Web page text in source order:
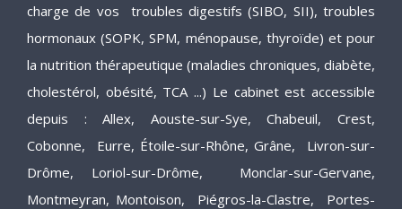
charge de vos troubles digestifs (SIBO, SII), troubles
hormonaux (SOPK, SPM, ménopause, thyroïde) et pour
la nutrition thérapeutique (maladies chroniques, diabète,
cholestérol, obésité, TCA ...) Le cabinet est accessible
depuis : Allex, Aouste-sur-Sye, Chabeuil, Crest,
Cobonne, Eurre, Étoile-sur-Rhône, Grâne, Livron-sur-
Drôme, Loriol-sur-Drôme, Monclar-sur-Gervane,
Montmeyran, Montoison, Piégros-la-Clastre, Portes-